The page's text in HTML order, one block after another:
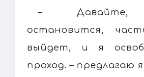
– Давайте,
остановится,
выйдет, и я
проход. – предлагаю